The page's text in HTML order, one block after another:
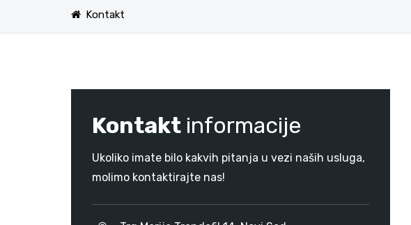
Kontakt
Kontakt informacije
Ukoliko imate bilo kakvih pitanja u vezi naših usluga,
molimo kontaktirajte nas!